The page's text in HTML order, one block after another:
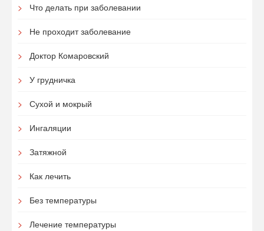
Что делать при заболевании
Не проходит заболевание
Доктор Комаровский
У грудничка
Сухой и мокрый
Ингаляции
Затяжной
Как лечить
Без температуры
Лечение температуры